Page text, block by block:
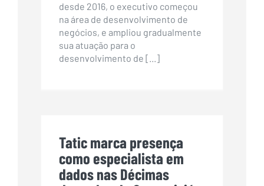
desde 2016, o executivo começou
na área de desenvolvimento de
negócios, e ampliou gradualmente
sua atuação para o
desenvolvimento de [...]
Tatic marca presença
como especialista em
dados nas Décimas